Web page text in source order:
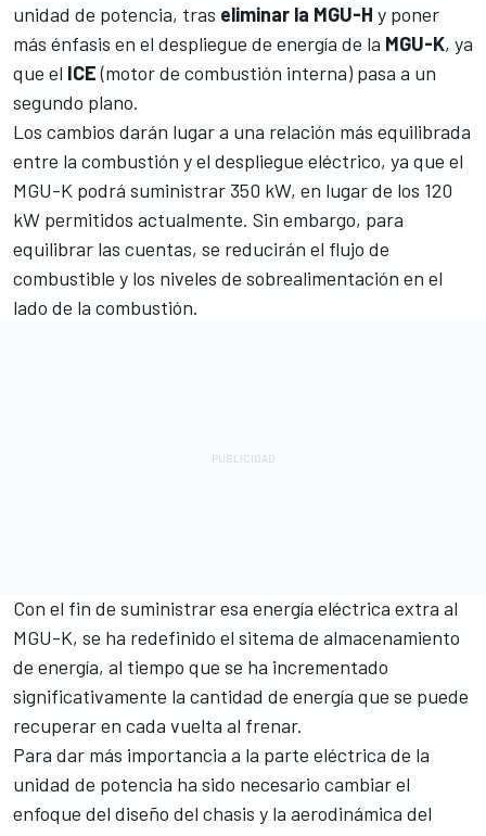
unidad de potencia, tras eliminar la MGU-H y poner
más énfasis en el despliegue de energía de la MGU-K, ya
que el ICE(motor de combustión interna) pasa a un
segundo plano.
Los cambios darán lugar a una relación más equilibrada
entre la combustión y el despliegue eléctrico, ya que el
MGU-K podrá suministrar 350 kW, en lugar de los 120
kW permitidos actualmente. Sin embargo, para
equilibrar las cuentas, se reducirán el flujo de
combustible y los niveles de sobrealimentación en el
lado de la combustión.
Con el fin de suministrar esa energía eléctrica extra al
MGU-K, se ha redefinido el sitema de almacenamiento
de energía, al tiempo que se ha incrementado
significativamente la cantidad de energía que se puede
recuperar en cada vuelta al frenar.
Para dar más importancia a la parte eléctrica de la
unidad de potencia ha sido necesario cambiar el
enfoque del diseño del chasis y la aerodinámica del